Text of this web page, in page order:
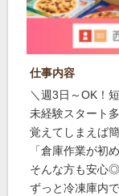
仕事内容
＼週3日～OK！
未経験スタート
覚えてしまえば
「倉庫作業が初
そんな方も安心
ずっと冷凍庫内